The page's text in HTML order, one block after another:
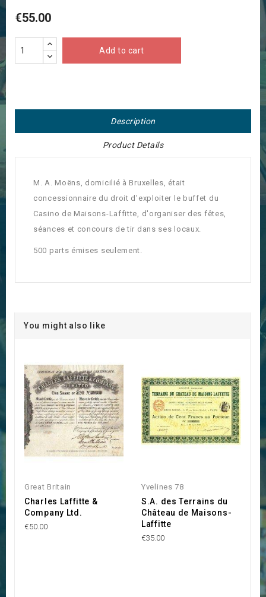
€55.00
Add to cart
Description
Product Details
M. A. Moëns, domicilié à Bruxelles, était
concessionnaire du droit d'exploiter le buffet du
Casino de Maisons-Laffitte, d'organiser des fêtes,
séances et concours de tir dans ses locaux.
500 parts émises seulement.
You might also like
Great Britain
Charles Laffitte &
Company Ltd.
€50.00
Yvelines 78
S.A. des Terrains du
Château de Maisons-
Laffitte
€35.00